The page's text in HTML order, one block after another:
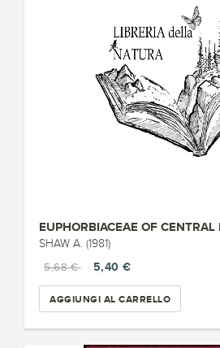
EUPHORBIACEAE OF CENTRAL
SHAW A. (1981)
5,68 €
5,40 €
AGGIUNGI AL CARRELLO